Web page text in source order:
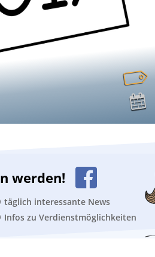
werden!
täglich interessante News
Infos zu Verdienstmöglichkeiten